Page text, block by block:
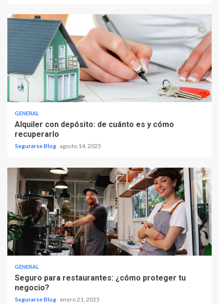
GENERAL
Alquiler con depósito: de cuánto es y cómo
recuperarlo
Segurarse Blog agosto 14, 2025
GENERAL
Seguro para restaurantes: ¿cómo proteger tu
negocio?
Segurarse Blog enero 21, 2025